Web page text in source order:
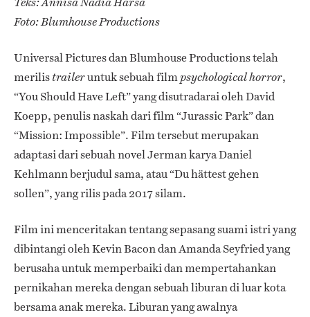
Foto: Blumhouse Productions
Universal Pictures dan Blumhouse Productions telah
merilis traileruntuk sebuah filmpsychological horror,
“You Should Have Left” yang disutradarai oleh David
Koepp, penulis naskah dari film “Jurassic Park” dan
“Mission: Impossible”. Film tersebut merupakan
adaptasi dari sebuah novel Jerman karya Daniel
Kehlmann berjudul sama, atau “Du hättest gehen
sollen”, yang rilis pada 2017 silam.
Film ini menceritakan tentang sepasang suami istri yang
dibintangi oleh Kevin Bacon dan Amanda Seyfried yang
berusaha untuk memperbaiki dan mempertahankan
pernikahan mereka dengan sebuah liburan di luar kota
bersama anak mereka. Liburan yang awalnya